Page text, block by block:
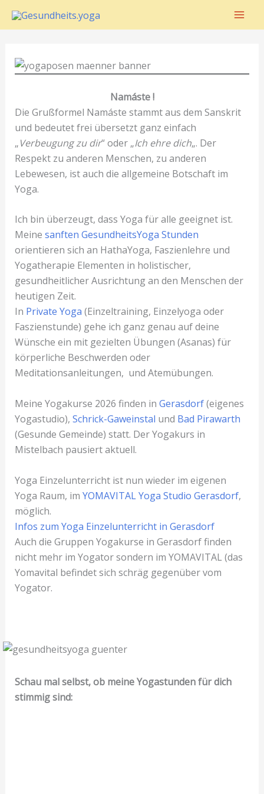
Inhalt
Namáste !
Die Grußformel Namáste stammt aus dem Sanskrit
und bedeutet frei übersetzt ganz einfach
„Verbeugung zu dir“ oder „Ich ehre dich„. Der
Respekt zu anderen Menschen, zu anderen
Lebewesen, ist auch die allgemeine Botschaft im
Yoga.
Ich bin überzeugt, dass Yoga für alle geeignet ist.
Meine sanften GesundheitsYoga Stunden
orientieren sich an HathaYoga, Faszienlehre und
Yogatherapie Elementen in holistischer,
gesundheitlicher Ausrichtung an den Menschen der
heutigen Zeit.
In Private Yoga (Einzeltraining, Einzelyoga oder
Faszienstunde) gehe ich ganz genau auf deine
Wünsche ein mit gezielten Übungen (Asanas) für
körperliche Beschwerden oder
Meditationsanleitungen, und Atemübungen.
Meine Yogakurse 2026 finden in Gerasdorf(eigenes
Yogastudio), Schrick-Gaweinstal und Bad Pirawarth
(Gesunde Gemeinde) statt. Der Yogakurs in
Mistelbach pausiert aktuell.
Yoga Einzelunterricht ist nun wieder im eigenen
Yoga Raum, im YOMAVITAL Yoga Studio Gerasdorf,
möglich.
Infos zum Yoga Einzelunterricht in Gerasdorf
Auch die Gruppen Yogakurse in Gerasdorf finden
nicht mehr im Yogator sondern im YOMAVITAL (das
Yomavital befindet sich schräg gegenüber vom
Yogator.
Schau mal selbst, ob meine Yogastunden für dich
stimmig sind: